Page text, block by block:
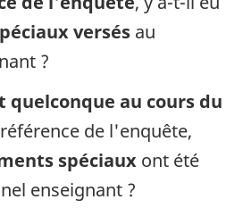
versés au
?
quelconque au cours du
de l'enquête,
spéciaux ont été
enseignant ?